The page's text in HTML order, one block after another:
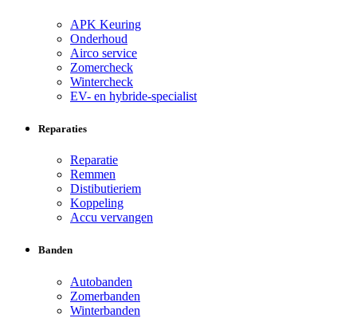
APK Keuring
Onderhoud
Airco service
Zomercheck
Wintercheck
EV- en hybride-specialist
Reparaties
Reparatie
Remmen
Distibutieriem
Koppeling
Accu vervangen
Banden
Autobanden
Zomerbanden
Winterbanden